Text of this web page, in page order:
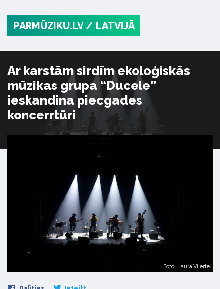
PARMŪZIKU.LV / LATVIJĀ
Ar karstām sirdīm ekoloģiskās
mūzikas grupa “Ducele”
ieskandina piecgades
koncerrtūri
Foto: Laura Vilerte